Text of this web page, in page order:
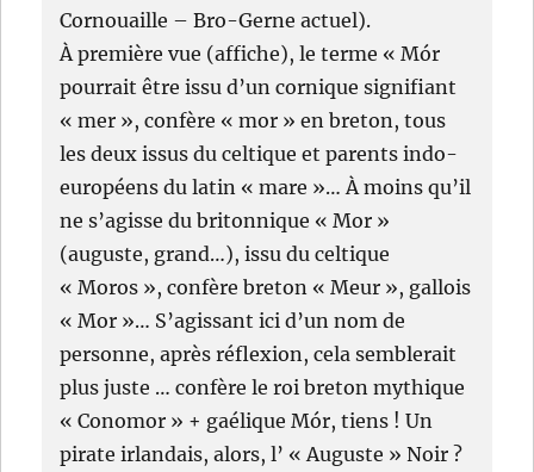
Cornouaille – Bro-Gerne actuel).
À première vue (affiche), le terme « Mór
pourrait être issu d’un cornique signifiant
« mer », confère « mor » en breton, tous
les deux issus du celtique et parents indo-
européens du latin « mare »… À moins qu’il
ne s’agisse du britonnique « Mor »
(auguste, grand…), issu du celtique
« Moros », confère breton « Meur », gallois
« Mor »… S’agissant ici d’un nom de
personne, après réflexion, cela semblerait
plus juste … confère le roi breton mythique
« Conomor » + gaélique Mór, tiens ! Un
pirate irlandais, alors, l’ « Auguste » Noir ?